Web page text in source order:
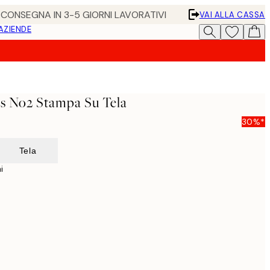
IN 3-5 GIORNI LAVORATIVI
VAI ALLA CASSA
No2 Stampa Su Tela
30%*
Tela